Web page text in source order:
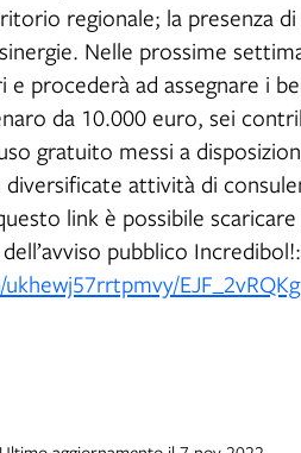
regionale; la presenza
Nelle prossime
procederà ad assegnare i
da 10.000 euro, sei
gratuito messi a
attività di
link è possibile
pubblico Incredibol!:
EJF_2vRQKg